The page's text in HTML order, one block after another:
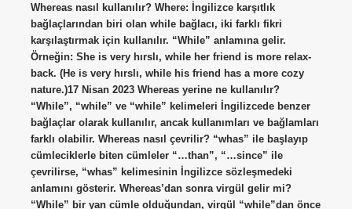
Whereas nasıl kullanılır? Where: İngilizce karşıtlık
bağlaçlarından biri olan while bağlacı, iki farklı fikri
karşılaştırmak için kullanılır. “While” anlamına gelir.
Örneğin: She is very hırslı, while her friend is more relax-
back. (He is very hırslı, while his friend has a more cozy
nature.)17 Nisan 2023 Whereas yerine ne kullanılır?
“While”, “while” ve “while” kelimeleri İngilizcede benzer
bağlaçlar olarak kullanılır, ancak kullanımları ve bağlamları
farklı olabilir. Whereas nasıl çevrilir? “whas” ile başlayıp
cümleciklerle biten cümleler “…than”, “…since” ile
çevrilirse, “whas” kelimesinin İngilizce sözleşmedeki
anlamını gösterir. Whereas’dan sonra virgül gelir mi?
“While” bir yan cümle olduğundan, virgül “while”dan önce